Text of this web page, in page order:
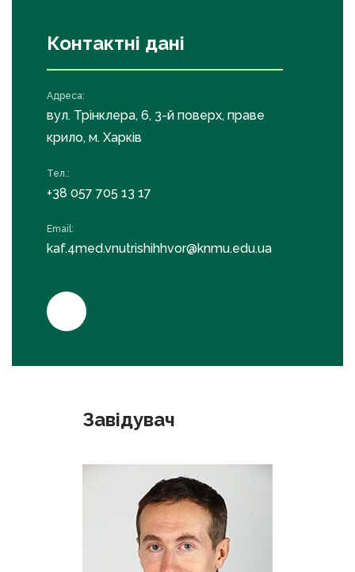
Контактні дані
Адреса:
вул. Трінклера, 6, 3-й поверх, праве
крило, м. Харків
Тел.:
+38 057 705 13 17
Email:
kaf.4med.vnutrishihhvor@knmu.edu.ua
Завідувач